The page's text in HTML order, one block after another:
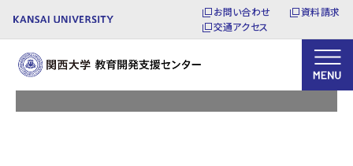
お問い合わせ
資料請求
交通アクセス
お知らせ